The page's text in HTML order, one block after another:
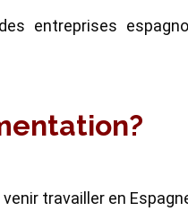
entreprises
travailler en